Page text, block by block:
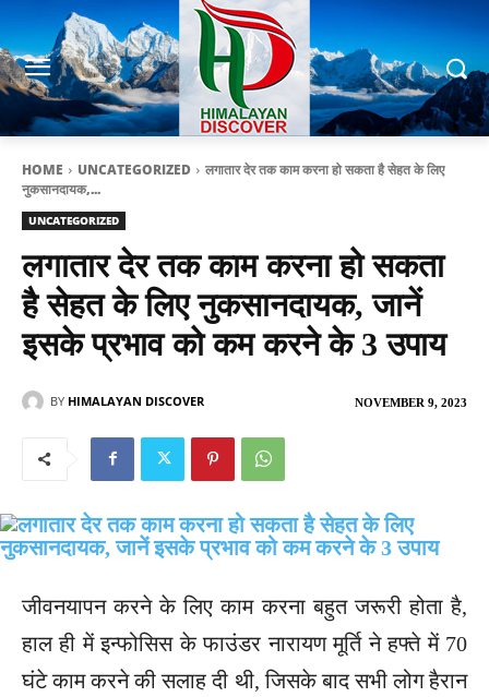
HOME UNCATEGORIZED
लगातार देर तक काम करना हो सकता है सेहत के लिए
नुकसानदायक,...
UNCATEGORIZED
लगातार देर तक काम करना हो सकता
है सेहत के लिए नुकसानदायक, जानें
इसके प्रभाव को कम करने के 3 उपाय
NOVEMBER 9, 2023
BY HIMALAYAN DISCOVER
जीवनयापन करने के लिए काम करना बहुत जरूरी होता है,
हाल ही में इन्फोसिस के फाउंडर नारायण मूर्ति ने हफ्ते में 70
घंटे काम करने की सलाह दी थी, जिसके बाद सभी लोग हैरान